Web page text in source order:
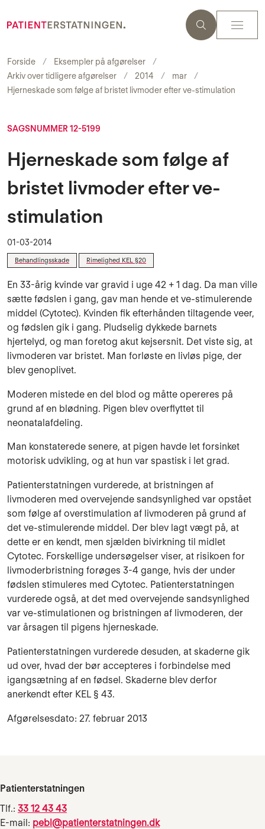
Forside
Eksempler på afgørelser
Arkiv over tidligere afgørelser
2014
mar
Hjerneskade som følge af bristet livmoder efter ve-stimulation
SAGSNUMMER 12-5199
Hjerneskade som følge af
bristet livmoder efter ve-
stimulation
01-03-2014
Behandlingsskade Rimelighed KEL §20
En 33-årig kvinde var gravid i uge 42 + 1 dag. Da man ville
sætte fødslen i gang, gav man hende et ve-stimulerende
middel (Cytotec). Kvinden fik efterhånden tiltagende veer,
og fødslen gik i gang. Pludselig dykkede barnets
hjertelyd, og man foretog akut kejsersnit. Det viste sig, at
livmoderen var bristet. Man forløste en livløs pige, der
blev genoplivet.
Moderen mistede en del blod og måtte opereres på
grund af en blødning. Pigen blev overflyttet til
neonatalafdeling.
Man konstaterede senere, at pigen havde let forsinket
motorisk udvikling, og at hun var spastisk i let grad.
Patienterstatningen vurderede, at bristningen af
livmoderen med overvejende sandsynlighed var opstået
som følge af overstimulation af livmoderen på grund af
det ve-stimulerende middel. Der blev lagt vægt på, at
dette er en kendt, men sjælden bivirkning til midlet
Cytotec. Forskellige undersøgelser viser, at risikoen for
livmoderbristning forøges 3-4 gange, hvis der under
fødslen stimuleres med Cytotec. Patienterstatningen
vurderede også, at det med overvejende sandsynlighed
var ve-stimulationen og bristningen af livmoderen, der
var årsagen til pigens hjerneskade.
Patienterstatningen vurderede desuden, at skaderne gik
ud over, hvad der bør accepteres i forbindelse med
igangsætning af en fødsel. Skaderne blev derfor
anerkendt efter KEL § 43.
Afgørelsesdato: 27. februar 2013
Patienterstatningen
Tlf.: 33 12 43 43
E-mail: pebl@patienterstatningen.dk